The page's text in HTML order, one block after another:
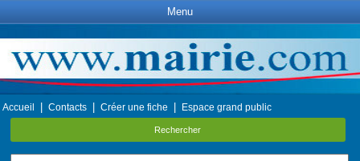
Menu
Accueil Contacts Créer une fiche Espace grand public
Rechercher